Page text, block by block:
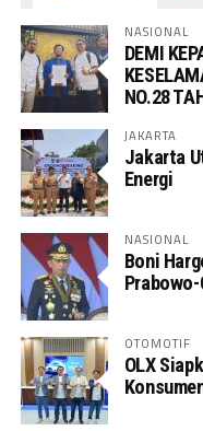
NASIONAL
DEMI
NO.28
JAKARTA
Jakarta
Energi
NASIONAL
Boni
OTOMOTIF
OLX